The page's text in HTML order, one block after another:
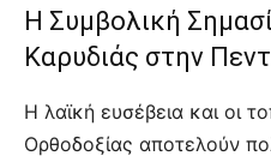
Η Συμβολική
Καρυδιάς στην
Η λαϊκή ευσέβεια και οι
Ορθοδοξίας αποτελούν